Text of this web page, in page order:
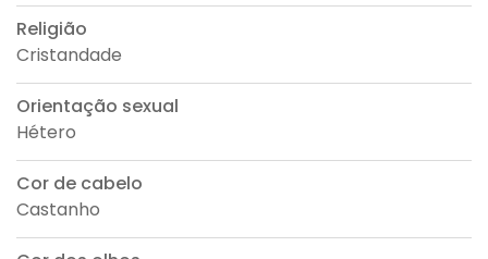
Religião
Cristandade
Orientação sexual
Hétero
Cor de cabelo
Castanho